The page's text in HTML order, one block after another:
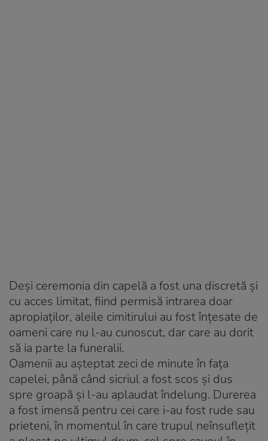
Deşi ceremonia din capelă a fost una discretă şi
cu acces limitat, fiind permisă intrarea doar
apropiaţilor, aleile cimitirului au fost înţesate de
oameni care nu l-au cunoscut, dar care au dorit
să ia parte la funeralii.
Oamenii au aşteptat zeci de minute în faţa
capelei, până când sicriul a fost scos şi dus
spre groapă şi l-au aplaudat îndelung. Durerea
a fost imensă pentru cei care i-au fost rude sau
prieteni, în momentul în care trupul neînsufleţit